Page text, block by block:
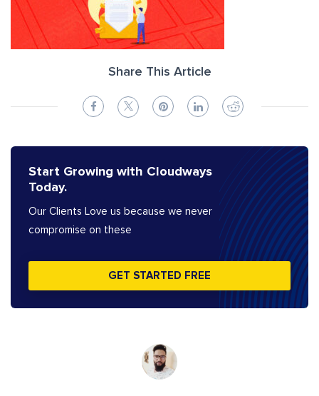
Share This Article
Start Growing with Cloudways
Today.
Our Clients Love us because we never
compromise on these
GET STARTED FREE